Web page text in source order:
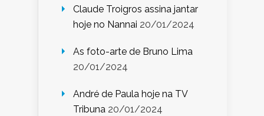
Claude Troigros assina jantar
hoje no Nannai 20/01/2024
As foto-arte de Bruno Lima
20/01/2024
André de Paula hoje na TV
Tribuna 20/01/2024